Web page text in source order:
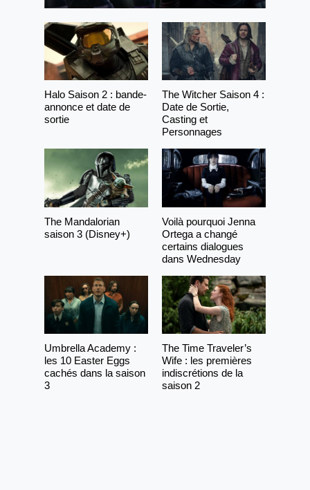
Halo Saison 2 : bande-
annonce et date de
sortie
The Witcher Saison 4 :
Date de Sortie,
Casting et
Personnages
The Mandalorian
saison 3 (Disney+)
Voilà pourquoi Jenna
Ortega a changé
certains dialogues
dans Wednesday
Umbrella Academy :
les 10 Easter Eggs
cachés dans la saison
3
The Time Traveler’s
Wife : les premières
indiscrétions de la
saison 2